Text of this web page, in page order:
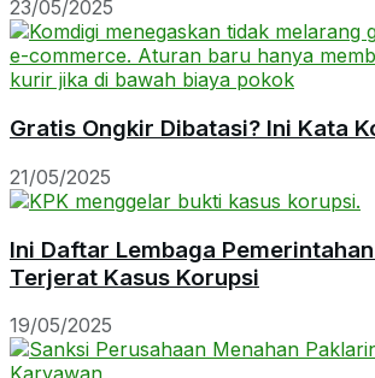
23/05/2025
Gratis Ongkir Dibatasi? Ini Kata
21/05/2025
Ini Daftar Lembaga
Terjerat Kasus Korupsi
19/05/2025